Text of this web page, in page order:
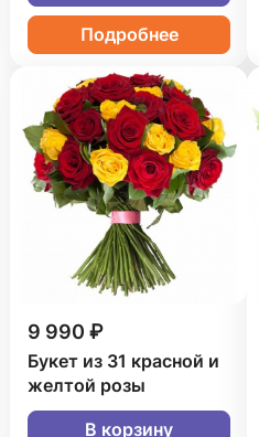
Подробнее
9 990 ₽
Букет из 31 красной и
желтой розы
В корзину